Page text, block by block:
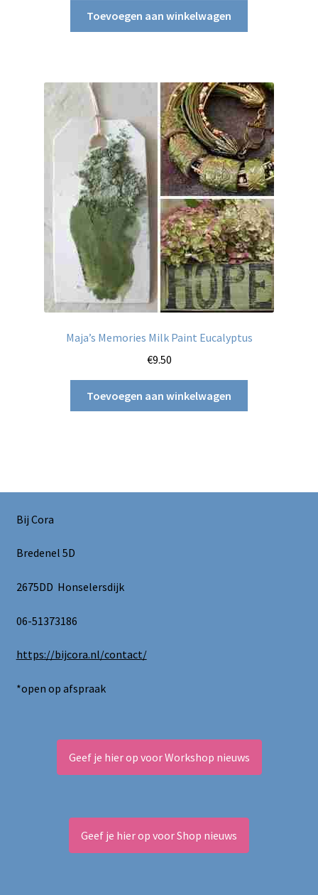
Toevoegen aan winkelwagen
Maja’s Memories Milk Paint Eucalyptus
€9.50
Toevoegen aan winkelwagen
Bij Cora
Bredenel 5D
2675DD Honselersdijk
06-51373186
https://bijcora.nl/contact/
*open op afspraak
Geef je hier op voor Workshop nieuws
Geef je hier op voor Shop nieuws